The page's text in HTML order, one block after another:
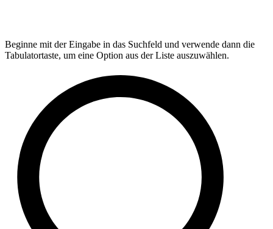
Beginne mit der Eingabe in das Suchfeld und verwende dann die
Tabulatortaste, um eine Option aus der Liste auszuwählen.